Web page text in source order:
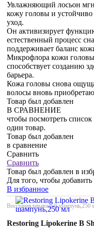
Увлажняющий лосьон
кожу головы и
уход.
Он активизирует
естественный процесс
поддерживает баланс
Микрофлора кожи
способствует созданию
барьера.
Кожа головы снова
волосы вновь
Товар был добавлен
В СРАВНЕНИЕ
чтобы посмотреть
один товар.
Товар был добавлен
в сравнение
Сравнить
Сравнить
Товар был добавлен в
Для того, чтобы
В избранное
Восстанавливающий шампунь,250
Restoring Lipokerine B